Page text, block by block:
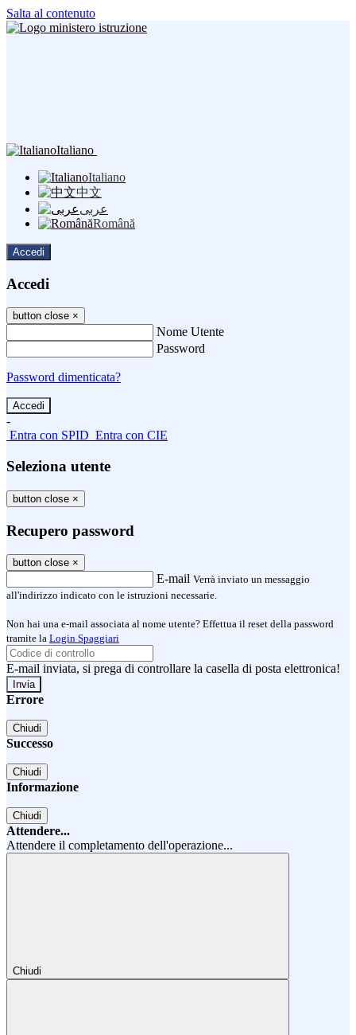
Salta al contenuto
Italiano
Italiano
中文
عربى
Română
Accedi
Accedi
button close ×
Nome Utente
Password
Password dimenticata?
-
Entra con SPID Entra con CIE
Seleziona utente
button close ×
Recupero password
button close ×
E-mail Verrà inviato un messaggio
all'indirizzo indicato con le istruzioni necessarie.
Non hai una e-mail associata al nome utente? Effettua il reset della password
tramite la Login Spaggiari
E-mail inviata, si prega di controllare la casella di posta elettronica!
Errore
Chiudi
Successo
Chiudi
Informazione
Chiudi
Attendere...
Attendere il completamento dell'operazione...
Chiudi